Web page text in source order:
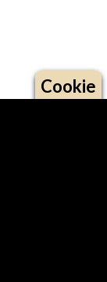
Cookie